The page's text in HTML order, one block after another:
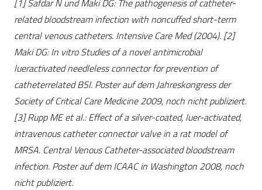
[1] Safdar N und Maki DG: The pathogenesis of catheter-
related bloodstream infection with noncuffed short-term
central venous catheters. Intensive Care Med (2004). [2]
Maki DG: In vitro Studies of a novel antimicrobial
lueractivated needleless connector for prevention of
catheterrelated BSI. Poster auf dem Jahreskongress der
Society of Critical Care Medicine 2009, noch nicht publiziert.
[3] Rupp ME et al.: Effect of a silver-coated, luer-activated,
intravenous catheter connector valve in a rat model of
MRSA. Central Venous Catheter-associated bloodstream
infection. Poster auf dem ICAAC in Washington 2008, noch
nicht publiziert.